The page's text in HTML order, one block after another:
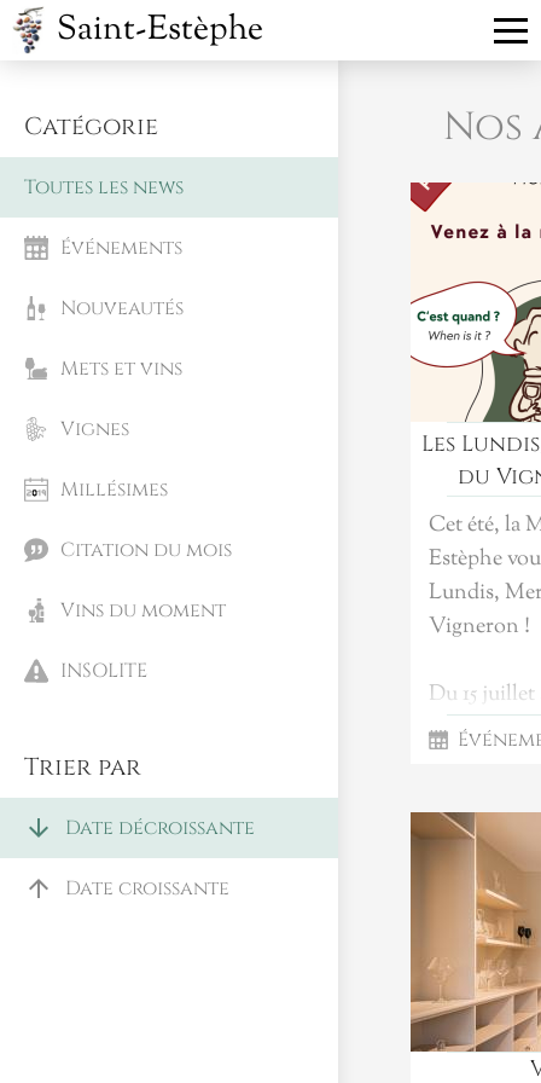
Saint-Estèphe
Catégorie
Toutes les news
Événements
Nouveautés
Mets et vins
Vignes
Millésimes
Citation du mois
Vins du moment
INSOLITE
Trier par
arrow_downward Date décroissante
arrow_upward Date croissante
Les
du
Cet été, la
Estèphe
Lundis,
Vigneron !
Du 15 juillet
rencontre
Chaque
les
et de mieux
terroirs de